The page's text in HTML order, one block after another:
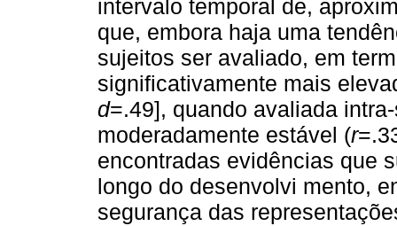
intervalo temporal de,
que, embora haja uma
sujeitos ser avaliado, em
significativamente mais
d=.49], quando avaliada
moderadamente estável (r
encontradas evidências que
longo do desenvolvi mento,
segurança das